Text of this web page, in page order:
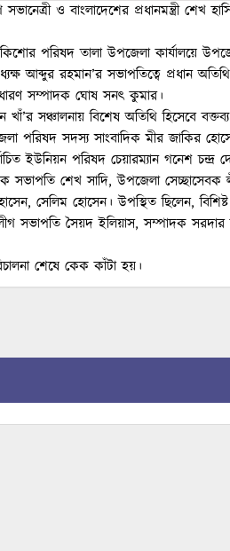
ও বাংলাদেশের প্রধানমন্ত্রী শেখ
কিশোর পরিষদ তালা উপজেলা কার্যালয়ে
আব্দুর রহমান’র সভাপতিত্বে প্রধান
সম্পাদক ঘোষ সনৎ কুমার।
সঞ্চালনায় বিশেষ অতিথি হিসেবে
পরিষদ সদস্য সাংবাদিক মীর জাকির
ইউনিয়ন পরিষদ চেয়ারম্যান গনেশ চন্দ্র
সভাপতি শেখ সাদি, উপজেলা
সেলিম হোসেন। উপস্থিত ছিলেন,
সভাপতি সৈয়দ ইলিয়াস, সম্পাদক
শেষে কেক কাঁটা হয়।